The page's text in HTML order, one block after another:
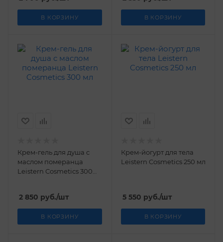
В КОРЗИНУ В КОРЗИНУ
Крем-гель для душа с
маслом померанца
Leistern Cosmetics 300
2 850 руб./шт
В КОРЗИНУ
Крем-йогурт для тела
Leistern Cosmetics 250 мл
5 550 руб./шт
В КОРЗИНУ